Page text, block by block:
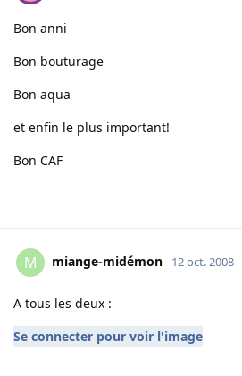
Bon anni
Bon bouturage
Bon aqua
et enfin le plus important!
Bon CAF
M miange-midémon 12 oct. 2008
A tous les deux :
Se connecter pour voir l'image